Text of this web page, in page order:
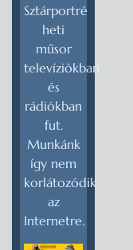
Sztárportré
heti
műsor
televíziókban
és
rádiókban
fut.
Munkánk
így nem
korlátozódik
az
Internetre.